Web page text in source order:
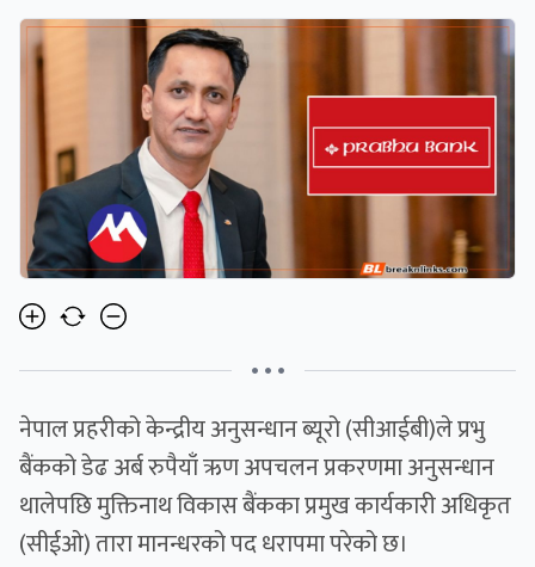
• • •
नेपाल प्रहरीको केन्द्रीय अनुसन्धान ब्यूरो (सीआईबी)ले प्रभु
बैंकको डेढ अर्ब रुपैयाँ ऋण अपचलन प्रकरणमा अनुसन्धान
थालेपछि मुक्तिनाथ विकास बैंकका प्रमुख कार्यकारी अधिकृत
(सीईओ) तारा मानन्धरको पद धरापमा परेको छ।